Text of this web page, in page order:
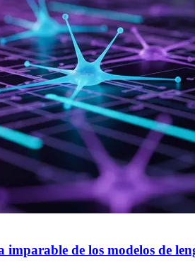
imparable de los modelos de